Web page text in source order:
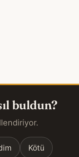
buldun?
Kötü